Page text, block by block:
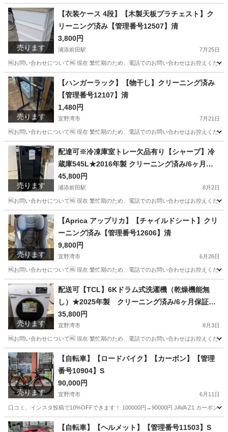
沖縄 宜野湾市 キッチン家電 ニトリ
売ります
【衣装ケース 4段】【木製天板プラチェスト】ク
リーニング済み【管理番号12507】清
3,800円
浦添前田駅 7月25日
🆖お問い合わせについて🆖 現在 繁忙期のため、電話でのお問い合わせはお控えくだ
沖縄 浦添市 浦添前田駅 収納家具 商品
売ります
【ハンガーラック】【物干し】クリーニング済み
【管理番号12107】清
1,480円
宜野湾市 7月21日
🆖お問い合わせについて🆖 現在 繁忙期のため、電話でのお問い合わせはお控えくだ
沖縄 宜野湾市 洗濯用品 物干し
売ります
配達可※冷凍庫室トレー欠品有り【シャープ】冷
蔵庫545L★2016年製 クリーニング済み/6ヶ月保
証付き【管理番号10208】横
45,800円
浦添前田駅 8月2日
🆖お問い合わせについて🆖 現在 繁忙期のため、電話でのお問い合わせはお控えくだ
沖縄 浦添市 キッチン家電 シャープ
売ります
【Aprica アップリカ】【チャイルドシート】クリ
ーニング済み【管理番号12606】清
9,800円
宜野湾市 6月26日
🆖お問い合わせについて🆖 現在 繁忙期のため、電話でのお問い合わせはお控えくだ
沖縄 宜野湾市 ベビー用品 Aprica
売ります
配送可【TCL】6Kドラム式洗濯機（乾燥機能無
し）★2025年製 クリーニング済み/6ヶ月保証付
き【管理番号10308】佐
35,800円
宜野湾市 8月3日
🆖お問い合わせについて🆖 現在 繁忙期のため、電話でのお問い合わせはお控えくだ
沖縄 宜野湾市 生活家電
売ります
【自転車】【ロードバイク】【カーボン】【管理
番号10904】S
90,000円
宜野湾市 6月11日
口コミ、インスタ投稿で10%OFFできます！ 100000円→90000円 JAVA Z1 カーボン
沖縄 宜野湾市 ロードバイク 商品
【自転車】【ヘルメット】【管理番号11503】S